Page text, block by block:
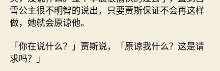
雪公主很不明智的说出，只要贾斯保证不会再这样
做，她就会原谅他。
「你在说什么？」贾斯说，「原谅我什么？这是请
求吗？」